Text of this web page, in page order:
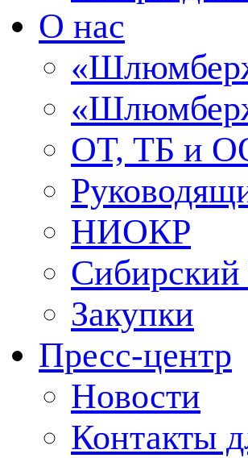
О нас
ОТ, ТБ и
НИОКР
Закупки
Пресс-центр
Новости
Контакты